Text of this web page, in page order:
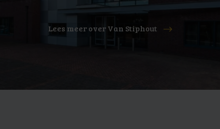
Lees meer over Van Stiphout